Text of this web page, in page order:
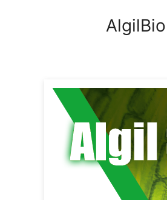
AlgilBio